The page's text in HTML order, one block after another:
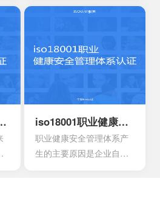
能够有效帮助企业第一时
市场空间。当企业在市场
展效果，这也是不容错过
的。
理体系认证 iso18001职业健康安全管理体系认证
职业健康安全管理体系产
生的主要原因是企业自身